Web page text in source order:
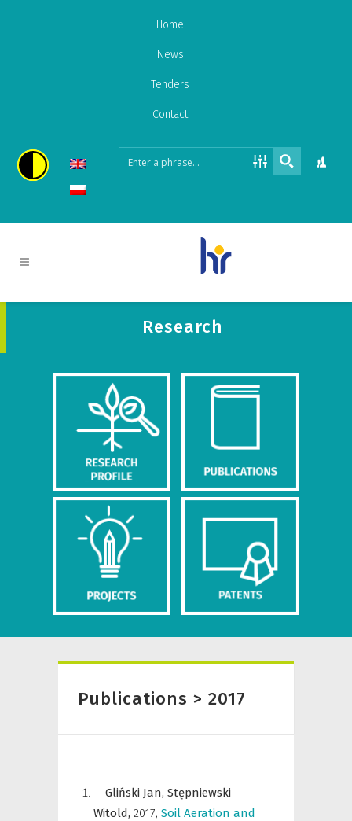
Home
News
Tenders
Contact
Research
Publications > 2017
Gliński Jan, Stępniewski
Witold, 2017, Soil Aeration and